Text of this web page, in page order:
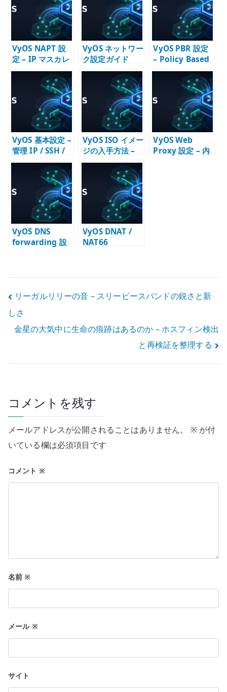
VyOS NAPT 設
定 – IP マスカレ
ードで LAN から
VyOS ネットワー
ク設定ガイド
VyOS PBR 設定
– Policy Based
Routing の基本
VyOS 基本設定 –
管理 IP / SSH /
DNS / NTP /
SNMP の初期設
VyOS ISO イメー
ジの入手方法 –
Rolling /
Stream / LTS の
VyOS Web
Proxy 設定 – 内
VyOS DNS
forwarding 設
VyOS DNAT /
NAT66
投
稿
ナ
ビ
ー
シ
ョ
ン
リーガルリリーの音 – スリーピースバンドの鋭さと新
しさ
金星の大気中に生命の痕跡はあるのか – ホスフィン検出
と再検証を整理する
コメントを残す
メールアドレスが公開されることはありません。 ※が付
いている欄は必須項目です
コメント ※
名前※
メール ※
サイト